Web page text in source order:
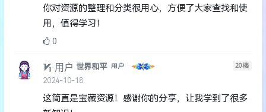
你对资源的整理和分类很用心，方便了大家查找和使
用，值得学习！
0
用户 世界和平 用户
2024-10-18
20楼
这简直是宝藏资源！感谢你的分享，让我学到了很多